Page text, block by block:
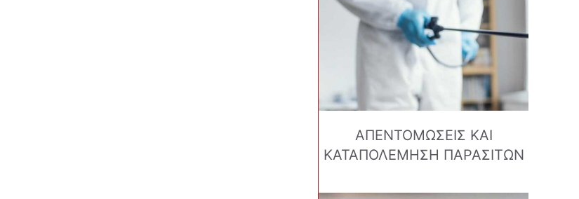
ΑΠΕΝΤΟΜΩΣΕΙΣ ΚΑΙ
ΚΑΤΑΠΟΛΕΜΗΣΗ ΠΑΡΑΣΙΤΩΝ